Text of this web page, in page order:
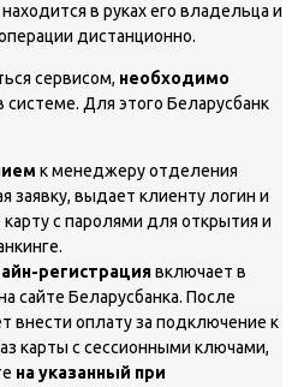
в руках его владельца и
дистанционно.
сервисом, необходимо
системе. Для этого Беларусбанк
к менеджеру отделения
заявку, выдает клиенту логин и
с паролями для открытия и
регистрациявключает в
сайте Беларусбанка. После
внести оплату за подключение к
карты с сессионными ключами,
на указанный при